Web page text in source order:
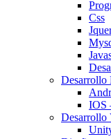
Css
Desarrollo
IOS
Desarrollo